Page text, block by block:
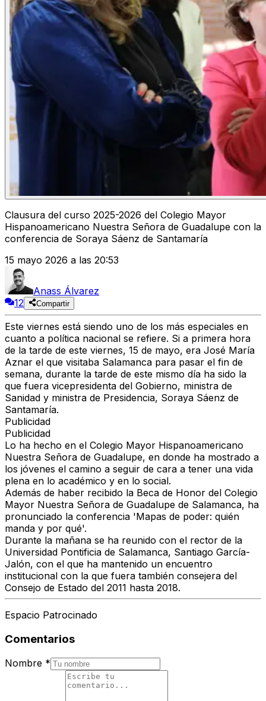
Clausura del curso 2025-2026 del Colegio Mayor
Hispanoamericano Nuestra Señora de Guadalupe con la
conferencia de Soraya Sáenz de Santamaría
15 mayo 2026 a las 20:53
Anass Álvarez
12
Compartir
Este viernes está siendo uno de los más especiales en
cuanto a política nacional se refiere. Si a primera hora
de la tarde de este viernes, 15 de mayo, era José María
Aznar el que visitaba Salamanca para pasar el fin de
semana, durante la tarde de este mismo día ha sido la
que fuera vicepresidenta del Gobierno, ministra de
Sanidad y ministra de Presidencia, Soraya Sáenz de
Santamaría.
Publicidad
Publicidad
Lo ha hecho en el Colegio Mayor Hispanoamericano
Nuestra Señora de Guadalupe, en donde ha mostrado a
los jóvenes el camino a seguir de cara a tener una vida
plena en lo académico y en lo social.
Además de haber recibido la Beca de Honor del Colegio
Mayor Nuestra Señora de Guadalupe de Salamanca, ha
pronunciado la conferencia 'Mapas de poder: quién
manda y por qué'.
Durante la mañana se ha reunido con el rector de la
Universidad Pontificia de Salamanca, Santiago García-
Jalón, con el que ha mantenido un encuentro
institucional con la que fuera también consejera del
Consejo de Estado del 2011 hasta 2018.
Espacio Patrocinado
Comentarios
Nombre *